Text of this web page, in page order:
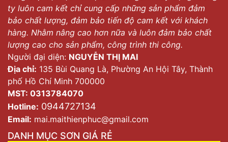
ty luôn cam kết chỉ cung cấp những sản phẩm đảm
bảo chất lượng, đảm bảo tiến độ cam kết với khách
hàng. Nhằm nâng cao hơn nữa và luôn đảm bảo chất
lượng cao cho sản phẩm, công trình thi công.
Người đại diện: NGUYỄN THỊ MAI
Địa chỉ: 135 Bùi Quang Là, Phường An Hội Tây, Thành
phố Hồ Chí Minh 700000
MST: 0313784070
Hotline: 0944727134
Email: mai.maithienphuc@gmail.com
DANH MỤC SƠN GIÁ RẺ